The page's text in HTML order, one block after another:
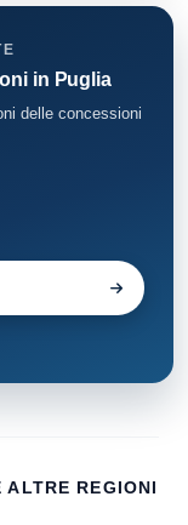
in Puglia
delle concessioni
ALTRE REGIONI